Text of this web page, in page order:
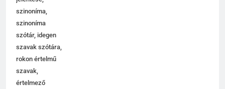
szinoníma,
szinoníma
szótár, idegen
szavak szótára,
rokon értelmű
szavak,
értelmező